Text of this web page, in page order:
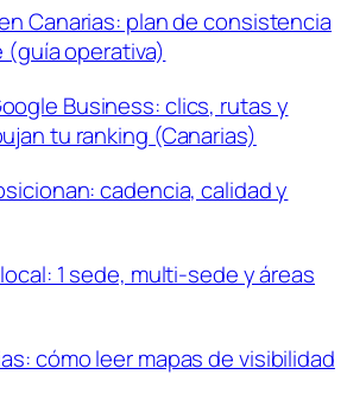
Canarias: plan de consistencia
operativa)
Business: clics, rutas y
tu ranking (Canarias)
cadencia, calidad y
1 sede, multi-sede y áreas
cómo leer mapas de visibilidad